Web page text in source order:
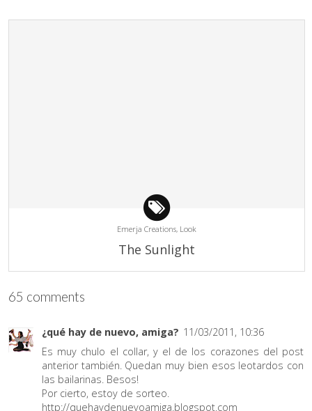
Emerja Creations, Look
The Sunlight
65 comments
¿qué hay de nuevo, amiga? 11/03/2011, 10:36
Es muy chulo el collar, y el de los corazones del post
anterior también. Quedan muy bien esos leotardos con
las bailarinas. Besos!
Por cierto, estoy de sorteo.
http://quehaydenuevoamiga.blogspot.com